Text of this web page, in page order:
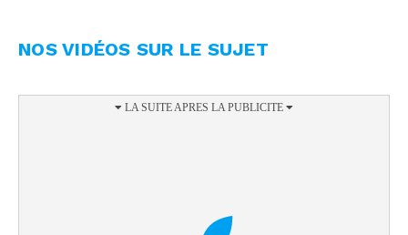
NOS VIDÉOS SUR LE SUJET